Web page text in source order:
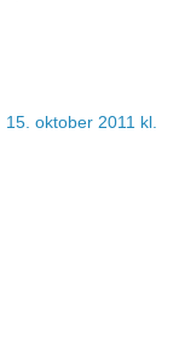
15. oktober 2011 kl.